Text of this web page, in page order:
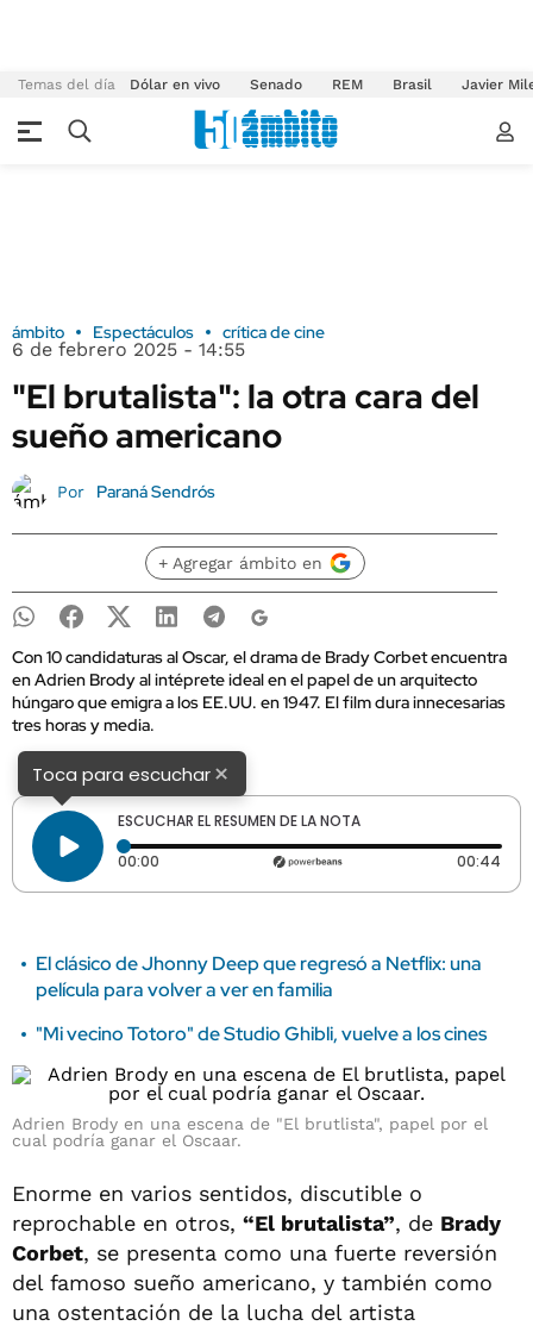
Temas del día Dólar en vivo Senado REM Brasil Javier
ámbito Espectáculos crítica de cine
6 de febrero 2025 - 14:55
"El brutalista": la otra cara del
sueño americano
Por Paraná Sendrós
+ Agregar ámbito en
Con 10 candidaturas al Oscar, el drama de Brady Corbet encuentra
en Adrien Brody al intéprete ideal en el papel de un arquitecto
húngaro que emigra a los EE.UU. en 1947. El film dura innecesarias
tres horas y media.
Toca para escuchar×
ESCUCHAR EL RESUMEN DE LA NOTA
00:00 Tiempo transcurrido: 0 segundos 00:44
El clásico de Jhonny Deep que regresó a Netflix: una
película para volver a ver en familia
"Mi vecino Totoro" de Studio Ghibli, vuelve a los cines
Adrien Brody en una escena de "El brutlista", papel por el
cual podría ganar el Oscaar.
Enorme en varios sentidos, discutible o
reprochable en otros, “El brutalista”, de Brady
Corbet, se presenta como una fuerte reversión
del famoso sueño americano, y también como
una ostentación de la lucha del artista